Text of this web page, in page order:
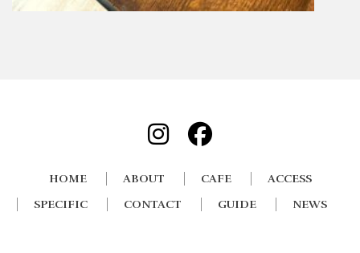
HOME ABOUT CAFE
ACCESS
SPECIFIC
CONTACT GUIDE NEWS